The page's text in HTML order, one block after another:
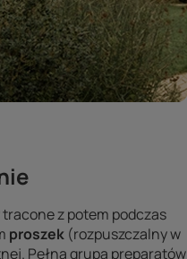
z potem podczas
proszek (rozpuszczalny w
Pełna grupa preparatów